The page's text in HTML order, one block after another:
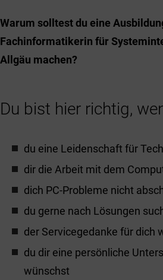
Warum solltest du eine
Fachinformatikerin für
Allgäu machen?
Du bist hier richtig,
du eine Leidenschaft für
dir die Arbeit mit dem
dich PC-Probleme nicht
du gerne nach Lösungen
der Servicegedanke für dich
du dir eine persönliche
wünschst